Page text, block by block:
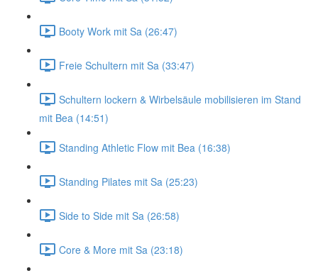
Booty Work mit Sa (26:47)
Freie Schultern mit Sa (33:47)
Schultern lockern & Wirbelsäule mobilisieren im Stand
mit Bea (14:51)
Standing Athletic Flow mit Bea (16:38)
Standing Pilates mit Sa (25:23)
Side to Side mit Sa (26:58)
Core & More mit Sa (23:18)